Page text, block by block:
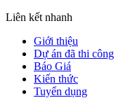
Liên kết nhanh
Giới thiệu
Dự án đã thi công
Báo Giá
Kiến thức
Tuyển dụng